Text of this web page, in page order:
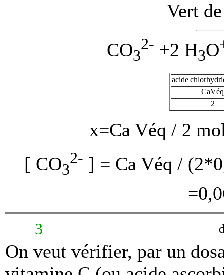
Vert
CO3
2- +2 H3O
acide
CaVéq
2
x=Ca Véq / 2
[ CO3
2- ] = Ca Véq /
3
On veut vérifier, par un